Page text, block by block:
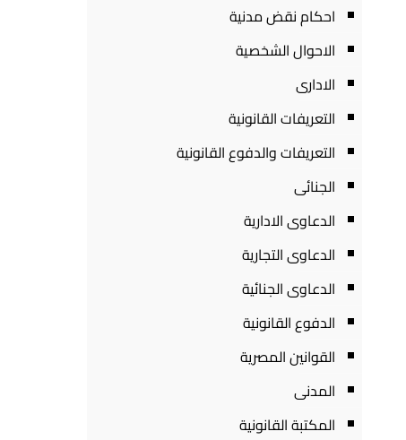
احكام نقض مدنية
الاحوال الشخصية
الادارى
التعريفات القانونية
التعريفات والدفوع القانونية
الجنائى
الدعاوى الادارية
الدعاوى التجارية
الدعاوى الجنائية
الدفوع القانونية
القوانين المصرية
المدنى
المكتبة القانونية